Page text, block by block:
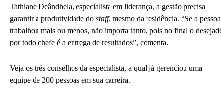
Tathiane Deândhela, especialista em liderança, a gestão precisa
garantir a produtividade do staff, mesmo da residência. “Se a pessoa
trabalhou mais ou menos, não importa tanto, pois no final o
por todo chefe é a entrega de resultados”, comenta.
Veja os três conselhos da especialista, a qual já gerenciou uma
equipe de 200 pessoas em sua carreira.